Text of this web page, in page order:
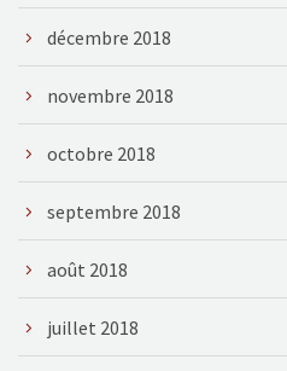
décembre 2018
novembre 2018
octobre 2018
septembre 2018
août 2018
juillet 2018